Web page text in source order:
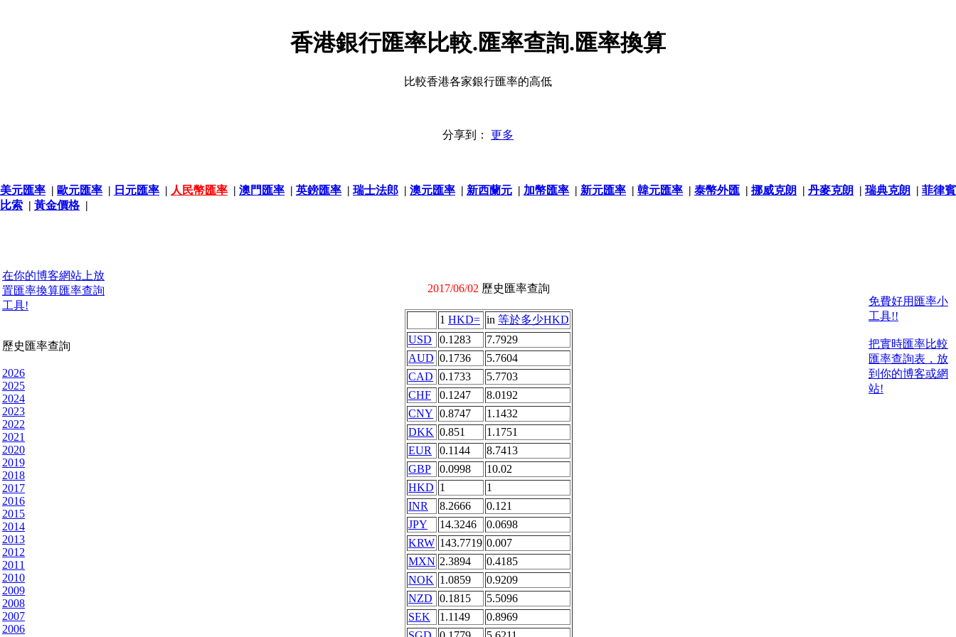
香港銀行匯率比較.匯率查詢.匯率換算
比較香港各家銀行匯率的高低
分享到： 更多
美元匯率 | 歐元匯率 | 日元匯率 | 人民幣匯率 | 澳門匯率 | 英鎊匯率 | 瑞士法郎 | 澳元匯率 | 新西蘭元 | 加幣匯率 | 新元匯率 | 韓元匯率 | 泰幣外匯 | 挪威克朗 | 丹麥克朗 | 瑞典克朗 | 菲律賓
比索 | 黃金價格|
在你的博客網站上放
置匯率換算匯率查詢
工具!
歷史匯率查詢
2026
2025
2024
2023
2022
2021
2020
2019
2018
2017
2016
2015
2014
2013
2012
2011
2010
2009
2008
2007
2006
2017/06/02 歷史匯率查詢
1 HKD= in 等於多少HKD
USD
0.1283
7.7929
AUD 0.1736
5.7604
CAD 0.1733
5.7703
CHF
0.1247
8.0192
CNY 0.8747
1.1432
DKK 0.851
1.1751
EUR
0.1144
8.7413
GBP
0.0998
10.02
HKD 1
1
INR
8.2666
0.121
JPY
14.3246
0.0698
KRW 143.7719 0.007
MXN 2.3894
0.4185
NOK 1.0859
0.9209
NZD
0.1815
5.5096
SEK
1.1149
0.8969
免費好用匯率小
工具!!
把實時匯率比較
匯率查詢表，放
到你的博客或網
站!